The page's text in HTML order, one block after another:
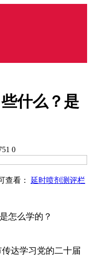
什么？是
0
查看： 延时喷剂测评栏
怎么学的？
达学习党的二十届